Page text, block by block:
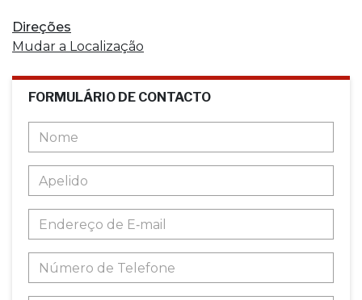
Direções
Mudar a Localização
FORMULÁRIO DE CONTACTO